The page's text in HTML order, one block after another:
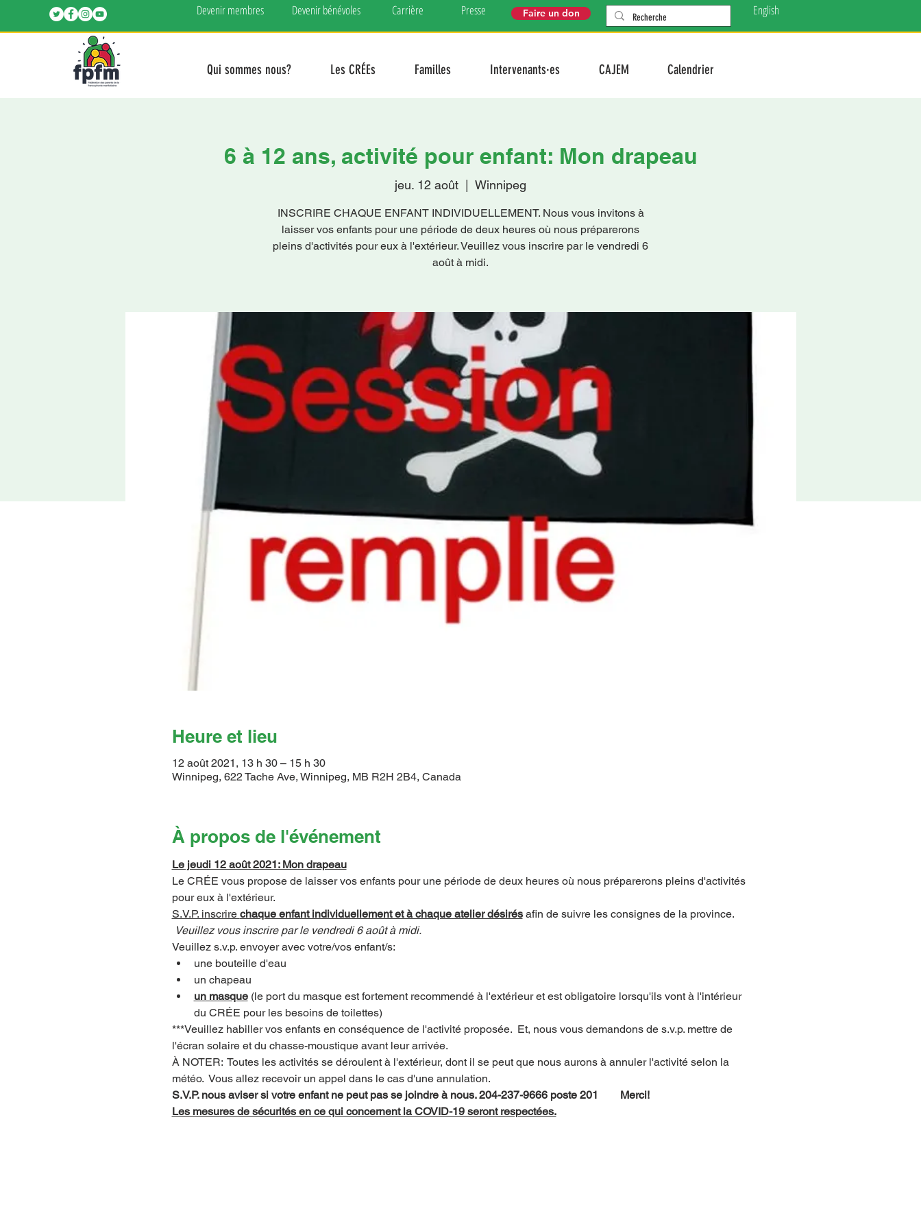
Devenir membres Devenir bénévoles Carrière Presse Faire un don English
Qui sommes nous? Les CRÉEs Familles Intervenants·es CAJEM Calendrier
6 à 12 ans, activité pour enfant: Mon drapeau
jeu. 12 août
  |
Winnipeg
INSCRIRE CHAQUE ENFANT INDIVIDUELLEMENT. Nous vous invitons à
laisser vos enfants pour une période de deux heures où nous préparerons
pleins d'activités pour eux à l'extérieur. Veuillez vous inscrire par le vendredi 6
août à midi.
Heure et lieu
12 août 2021, 13 h 30 – 15 h 30
Winnipeg, 622 Tache Ave, Winnipeg, MB R2H 2B4, Canada
À propos de l'événement
Le jeudi 12 août 2021: Mon drapeau
Le CRÉE vous propose de laisser vos enfants pour une période de deux heures où nous préparerons pleins d'activités
pour eux à l'extérieur.
S.V.P. inscrire chaque enfant individuellement et à chaque atelier désirés afin de suivre les consignes de la province.
Veuillez vous inscrire par le vendredi 6 août à midi.
Veuillez s.v.p. envoyer avec votre/vos enfant/s:
une bouteille d'eau
un chapeau
un masque (le port du masque est fortement recommendé à l'extérieur et est obligatoire lorsqu'ils vont à l'intérieur
du CRÉE pour les besoins de toilettes)
***Veuillez habiller vos enfants en conséquence de l'activité proposée.  Et, nous vous demandons de s.v.p. mettre de
l'écran solaire et du chasse-moustique avant leur arrivée.
À NOTER:  Toutes les activités se déroulent à l'extérieur, dont il se peut que nous aurons à annuler l'activité selon la
météo.  Vous allez recevoir un appel dans le cas d'une annulation.
S.V.P. nous aviser si votre enfant ne peut pas se joindre à nous. 204-237-9666 poste 201        Merci!
Les mesures de sécurités en ce qui concernent la COVID-19 seront respectées.